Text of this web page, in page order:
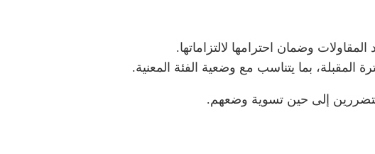
وضمان احترامها لالتزاماتها.
المقبلة، بما يتناسب مع وضعية الفئة المعنية.
إلى حين تسوية وضعهم.